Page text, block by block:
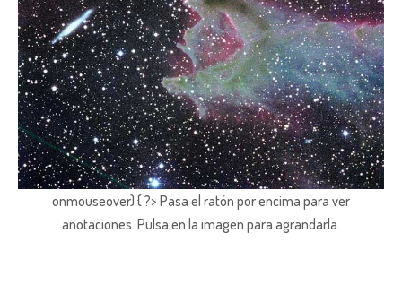
onmouseover) { ?> Pasa el ratón por encima para ver
anotaciones. Pulsa en la imagen para agrandarla.